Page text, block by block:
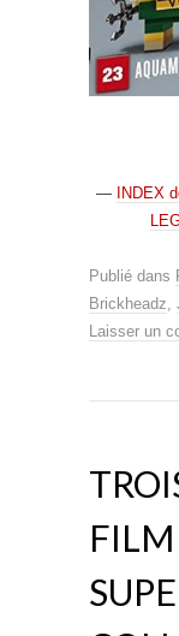
—
INDEX
Publié dans
Brickheadz,
Laisser un